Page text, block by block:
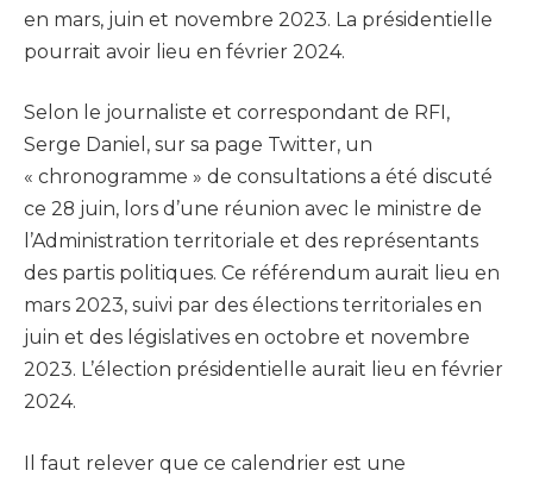
en mars, juin et novembre 2023. La présidentielle
pourrait avoir lieu en février 2024.
Selon le journaliste et correspondant de RFI,
Serge Daniel, sur sa page Twitter, un
« chronogramme » de consultations a été discuté
ce 28 juin, lors d’une réunion avec le ministre de
l’Administration territoriale et des représentants
des partis politiques. Ce référendum aurait lieu en
mars 2023, suivi par des élections territoriales en
juin et des législatives en octobre et novembre
2023. L’élection présidentielle aurait lieu en février
2024.
Il faut relever que ce calendrier est une